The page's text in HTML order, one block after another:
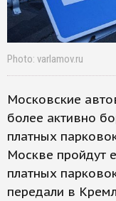
Photo: varlamov.ru
Московские
более активно
платных
Москве пройдут
платных
передали в